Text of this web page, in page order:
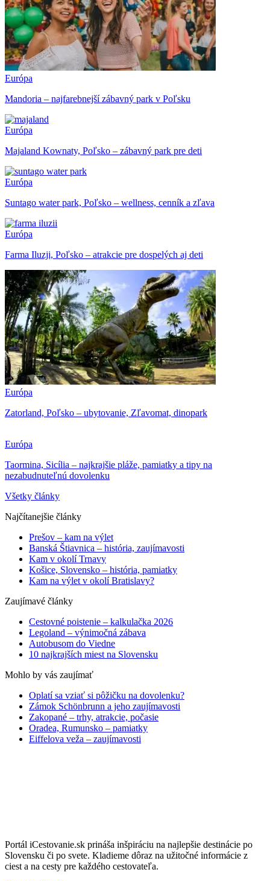
Európa
Mandoria – najfarebnejší zábavný park v Poľsku
Európa
Majaland Kownaty, Poľsko – zábavný park pre deti
Európa
Suntago water park, Poľsko – wellness, cenník a zľava
Európa
Farma Iluzji, Poľsko – atrakcie pre dospelých aj deti
Európa
Zatorland, Poľsko – ubytovanie, Zľavomat, dinopark
Európa
Taormina, Sicília – najkrajšie pláže, pamiatky a tipy na
nezabudnuteľnú dovolenku
Všetky články
Najčítanejšie články
Prešov – kam na výlet
Banská Štiavnica – história, zaujímavosti
Kam v okolí Trnavy
Košice, Slovensko – história, pamiatky
Kam na výlet v okolí Bratislavy?
Zaujímavé články
Cestovné poistenie – kalkulačka 2026
Legoland – výnimočná zábava
Autobusom do Viedne
10 najkrajších miest na Slovensku
Mohlo by vás zaujímať
Oplatí sa vziať si pôžičku na dovolenku?
Zámok Schönbrunn a jeho zaujímavosti
Zakopané – trhy, atrakcie, počasie
Oradea, Rumunsko – pamiatky
Eiffelova veža – zaujímavosti
Portál iCestovanie.sk prináša inšpiráciu na najlepšie destinácie po
Slovensku či po svete. Kladieme dôraz na užitočné informácie z
ciest a na cesty pre každého cestovateľa.